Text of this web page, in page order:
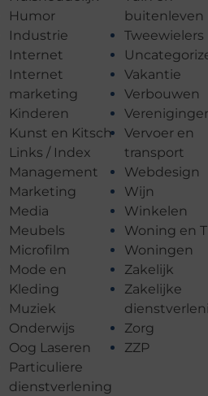
Humor
Industrie
Internet
Internet
marketing
Kinderen
Kunst en Kitsch
Links / Index
Management
Marketing
Media
Meubels
Microfilm
Mode en
Kleding
Muziek
Onderwijs
Oog Laseren
Particuliere
dienstverlening
buitenleven
Tweewielers
Vakantie
Verbouwen
Vervoer en
transport
Webdesign
Wijn
Winkelen
Woning en
Woningen
Zakelijk
Zakelijke
Zorg
ZZP